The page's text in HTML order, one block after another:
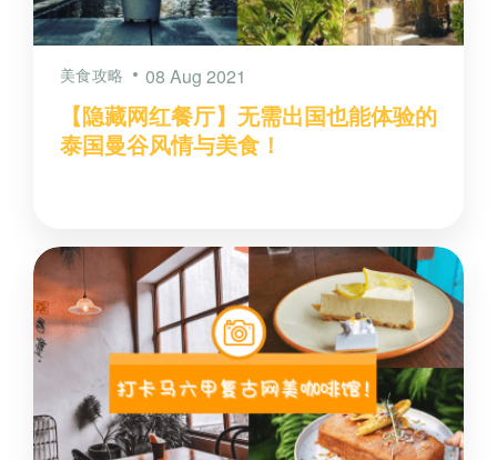
美食攻略 08 Aug 2021
【隐藏网红餐厅】无需出国也能体验的
泰国曼谷风情与美食！